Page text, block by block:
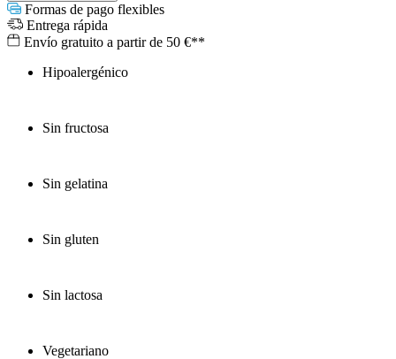
Formas de pago flexibles
Entrega rápida
Envío gratuito a partir de 50 €**
Hipoalergénico
Sin fructosa
Sin gelatina
Sin gluten
Sin lactosa
Vegetariano